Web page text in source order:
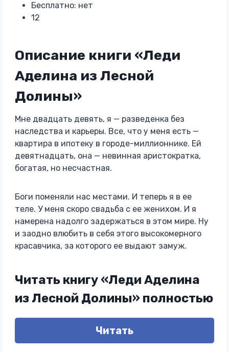
Бесплатно: нет
12
Описание книги «Леди
Аделина из Лесной
Долины»
Мне двадцать девять, я — разведенка без
наследства и карьеры. Все, что у меня есть —
квартира в ипотеку в городе-миллионнике. Ей
девятнадцать, она — невинная аристократка,
богатая, но несчастная.
Боги поменяли нас местами. И теперь я в ее
теле. У меня скоро свадьба с ее женихом. И я
намерена надолго задержаться в этом мире. Ну
и заодно влюбить в себя этого высокомерного
красавчика, за которого ее выдают замуж.
Читать книгу «Леди Аделина
из Лесной Долины» полностью
Читать